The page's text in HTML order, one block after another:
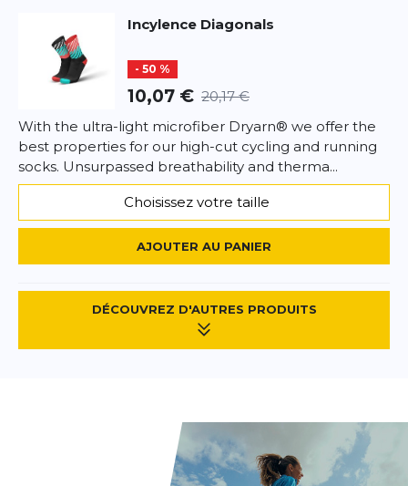
Incylence Diagonals
- 50 %
10,07 € 20,17 €
With the ultra-light microfiber Dryarn® we offer the
best properties for our high-cut cycling and running
socks. Unsurpassed breathability and therma...
Choisissez votre taille
AJOUTER AU PANIER
DÉCOUVREZ D'AUTRES PRODUITS